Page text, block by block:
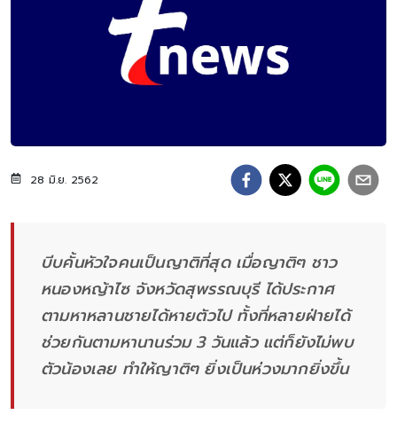
28 มิ.ย. 2562
บีบคั้นหัวใจคนเป็นญาติที่สุด เมื่อญาติๆ ชาว
หนองหญ้าไซ จังหวัดสุพรรณบุรี ได้ประกาศ
ตามหาหลานชายได้หายตัวไป ทั้งที่หลายฝ่ายได้
ช่วยกันตามหานานร่วม 3 วันแล้ว แต่ก็ยังไม่พบ
ตัวน้องเลย ทำให้ญาติๆ ยิ่งเป็นห่วงมากยิ่งขึ้น